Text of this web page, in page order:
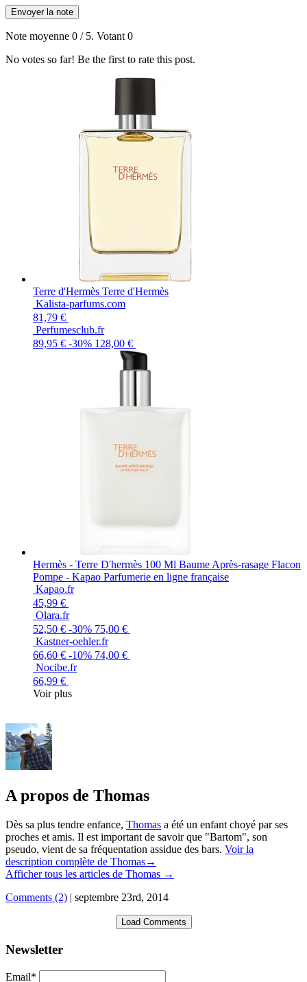
Envoyer la note
Note moyenne 0 / 5. Votant 0
No votes so far! Be the first to rate this post.
Terre d'Hermès Terre d'Hermès
Kalista-parfums.com
81,79 €
Perfumesclub.fr
89,95 € -30% 128,00 €
Hermès - Terre D'hermès 100 Ml Baume Après-rasage Flacon
Pompe - Kapao Parfumerie en ligne française
Kapao.fr
45,99 €
Olara.fr
52,50 € -30% 75,00 €
Kastner-oehler.fr
66,60 € -10% 74,00 €
Nocibe.fr
66,99 €
Voir plus
A propos de Thomas
Dès sa plus tendre enfance, Thomas a été un enfant choyé par ses
proches et amis. Il est important de savoir que "Bartom", son
pseudo, vient de sa fréquentation assidue des bars. Voir la
description complète de Thomas→
Afficher tous les articles de Thomas →
Comments (2) | septembre 23rd, 2014
Load Comments
Newsletter
Email*